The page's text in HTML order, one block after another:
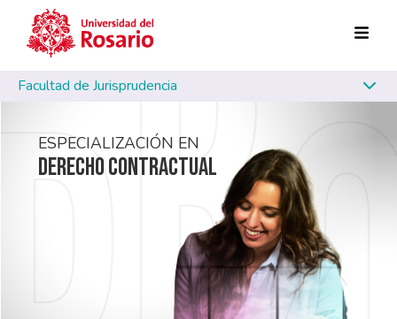
Pasar al contenido principal
Facultad de Jurisprudencia
ESPECIALIZACIÓN EN
DERECHO CONTRACTUAL